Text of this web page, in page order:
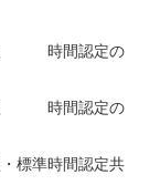
短 時間認定の
短 時間認定の
標準時間認定共